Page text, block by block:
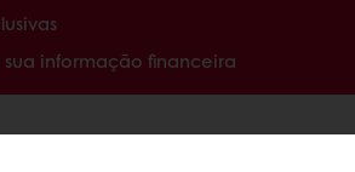
sua informação financeira